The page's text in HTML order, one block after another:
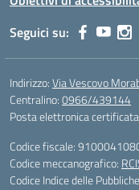
Seguici su:
Indirizzo:Via Vescovo
Centralino:0966/439144
Posta elettronica certificata
Codice fiscale:
Codice meccanografico:
Codice Indice delle